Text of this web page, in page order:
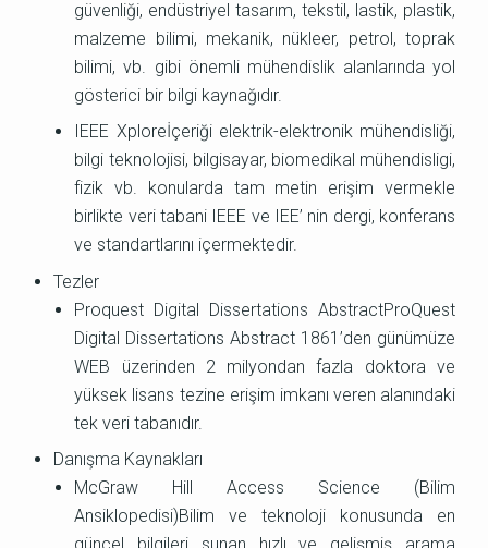
güvenliği, endüstriyel tasarım, tekstil, lastik, plastik,
malzeme bilimi, mekanik, nükleer, petrol, toprak
bilimi, vb. gibi önemli mühendislik alanlarında yol
gösterici bir bilgi kaynağıdır.
IEEE Xploreİçeriği elektrik-elektronik mühendisliği,
bilgi teknolojisi, bilgisayar, biomedikal mühendisligi,
fizik vb. konularda tam metin erişim vermekle
birlikte veri tabani IEEE ve IEE’ nin dergi, konferans
ve standartlarını içermektedir.
Tezler
Proquest Digital Dissertations AbstractProQuest
Digital Dissertations Abstract 1861’den günümüze
WEB üzerinden 2 milyondan fazla doktora ve
yüksek lisans tezine erişim imkanı veren alanındaki
tek veri tabanıdır.
Danışma Kaynakları
McGraw Hill Access Science (Bilim
Ansiklopedisi)Bilim ve teknoloji konusunda en